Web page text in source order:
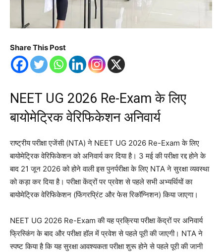
Share This Post
NEET UG 2026 Re-Exam के लिए
बायोमेट्रिक वेरिफिकेशन अनिवार्य
राष्ट्रीय परीक्षा एजेंसी (NTA) ने NEET UG 2026 Re-Exam के लिए
बायोमेट्रिक वेरिफिकेशन को अनिवार्य कर दिया है। 3 मई की परीक्षा रद्द होने के
बाद 21 जून 2026 को होने वाली इस पुनर्परीक्षा के लिए NTA ने सुरक्षा व्यवस्था
को कड़ा कर दिया है। परीक्षा केंद्रों पर प्रवेश से पहले सभी अभ्यर्थियों का
बायोमेट्रिक वेरिफिकेशन (फिंगरप्रिंट और फेस रिकॉग्निशन) किया जाएगा।
NEET UG 2026 Re-Exam की यह प्रक्रिया परीक्षा केंद्रों पर अनिवार्य
फ्रिस्किंग के बाद और परीक्षा हॉल में प्रवेश से पहले पूरी की जाएगी। NTA ने
स्पष्ट किया है कि यह सुरक्षा आवश्यकता परीक्षा शुरू होने से पहले पूरी की जानी